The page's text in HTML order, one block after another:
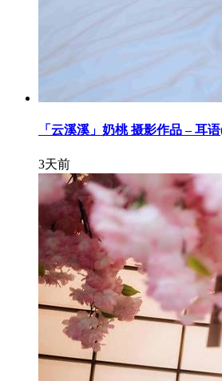
「云溪溪」奶桃 摄影作品 – 耳
3天前